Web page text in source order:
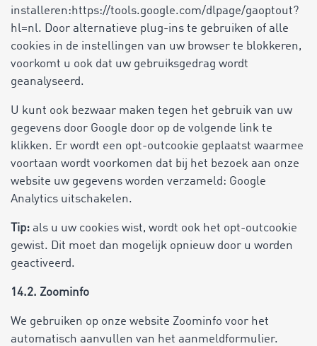
installeren:https://tools.google.com/dlpage/gaoptout?
hl=nl. Door alternatieve plug-ins te gebruiken of alle
cookies in de instellingen van uw browser te blokkeren,
voorkomt u ook dat uw gebruiksgedrag wordt
geanalyseerd.
U kunt ook bezwaar maken tegen het gebruik van uw
gegevens door Google door op de volgende link te
klikken. Er wordt een opt-outcookie geplaatst waarmee
voortaan wordt voorkomen dat bij het bezoek aan onze
website uw gegevens worden verzameld: Google
Analytics uitschakelen.
Tip: als u uw cookies wist, wordt ook het opt-outcookie
gewist. Dit moet dan mogelijk opnieuw door u worden
geactiveerd.
14.2. Zoominfo
We gebruiken op onze website Zoominfo voor het
automatisch aanvullen van het aanmeldformulier.